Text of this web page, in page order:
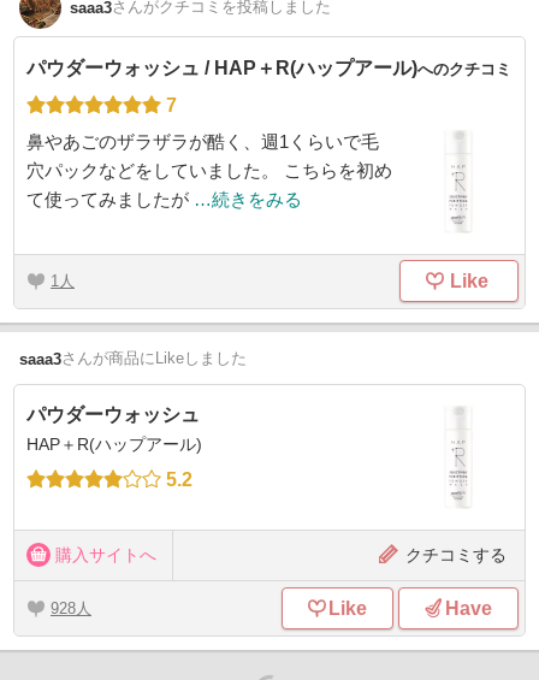
saaa3さんがクチコミを投稿しました
パウダーウォッシュ / HAP＋R(ハップアール)へのクチコミ
7
鼻やあごのザラザラが酷く、週1くらいで毛
穴パックなどをしていました。 こちらを初め
て使ってみましたが …続きをみる
1 Like
saaa3さんが商品にLikeしました
パウダーウォッシュ
HAP＋R(ハップアール)
5.2
購入サイトへ クチコミする
928 Like Have